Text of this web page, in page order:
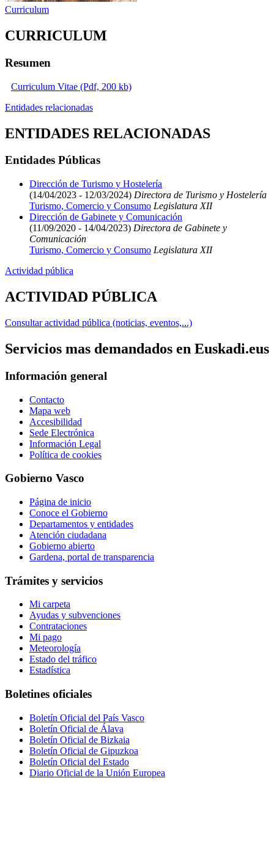
Curriculum
CURRICULUM
Resumen
Curriculum Vitae (Pdf, 200 kb)
Entidades relacionadas
ENTIDADES RELACIONADAS
Entidades Públicas
Dirección de Turismo y Hostelería
(14/04/2023 - 12/03/2024) Directora de Turismo y Hostelería
Turismo, Comercio y Consumo Legislatura XII
Dirección de Gabinete y Comunicación
(11/09/2020 - 14/04/2023) Directora de Gabinete y
Comunicación
Turismo, Comercio y Consumo Legislatura XII
Actividad pública
ACTIVIDAD PÚBLICA
Consultar actividad pública (noticias, eventos,...)
Servicios mas demandados en Euskadi.eus
Información general
Contacto
Mapa web
Accesibilidad
Sede Electrónica
Información Legal
Política de cookies
Gobierno Vasco
Página de inicio
Conoce el Gobierno
Departamentos y entidades
Atención ciudadana
Gobierno abierto
Gardena, portal de transparencia
Trámites y servicios
Mi carpeta
Ayudas y subvenciones
Contrataciones
Mi pago
Meteorología
Estado del tráfico
Estadística
Boletines oficiales
Boletín Oficial del País Vasco
Boletín Oficial de Álava
Boletín Oficial de Bizkaia
Boletín Oficial de Gipuzkoa
Boletín Oficial del Estado
Diario Oficial de la Unión Europea